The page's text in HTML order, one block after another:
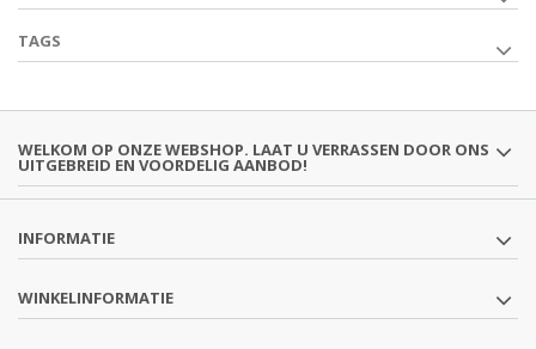
TAGS
WELKOM OP ONZE WEBSHOP. LAAT U VERRASSEN DOOR ONS
UITGEBREID EN VOORDELIG AANBOD!
INFORMATIE
WINKELINFORMATIE